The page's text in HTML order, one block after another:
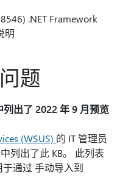
.NET Framework
明
题
列出了 2022 年 9 月预览
(WSUS) 的 IT 管理员
列出了此 KB。 此列表
通过 手动导入到